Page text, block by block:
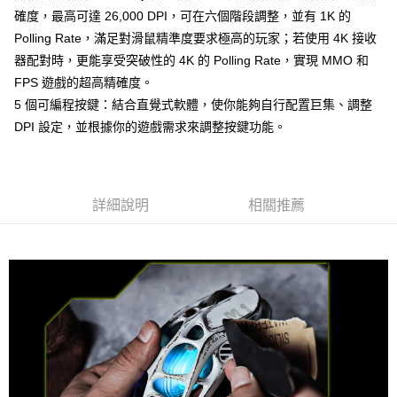
每筆NT$120，滿NT$1,000(含以上)免運費
黑貓宅配(離島)
每筆NT$250，滿NT$2,000(含以上)免運費
付款後門市自取
每筆NT$120，滿NT$1,000(含以上)免運費
確度，最高可達 26,000 DPI，可在六個階段調整，並有 1K 的
Polling Rate，滿足對滑鼠精準度要求極高的玩家；若使用 4K 接收
器配對時，更能享受突破性的 4K 的 Polling Rate，實現 MMO 和
FPS 遊戲的超高精確度。
5 個可編程按鍵：結合直覺式軟體，使你能夠自行配置巨集、調整
DPI 設定，並根據你的遊戲需求來調整按鍵功能。
詳細說明 相關推薦